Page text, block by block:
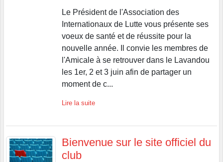
Le Président de l'Association des
Internationaux de Lutte vous présente ses
voeux de santé et de réussite pour la
nouvelle année. Il convie les membres de
l'Amicale à se retrouver dans le Lavandou
les 1er, 2 et 3 juin afin de partager un
moment de c...
Lire la suite
Bienvenue sur le site officiel du
club